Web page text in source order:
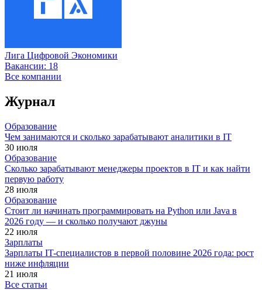
Лига Цифровой Экономики
Вакансии: 18
Все компании
Журнал
Образование
Чем занимаются и сколько зарабатывают аналитики в IT
30 июля
Образование
Сколько зарабатывают менеджеры проектов в IT и как найти
первую работу
28 июля
Образование
Стоит ли начинать программировать на Python или Java в
2026 году — и сколько получают джуны
22 июля
Зарплаты
Зарплаты IT-специалистов в первой половине 2026 года: рост
ниже инфляции
21 июля
Все статьи